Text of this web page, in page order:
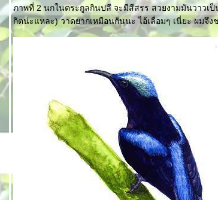
ภาพที่ 2 นกในตระกูลกินปลี จะมีสีสรร สวยงามมันวาวเ
กิตน่ะแหละ) วาดยากเหมือนกันนะ ไอ้เลื่อมๆ เนี่ยะ ผมจึ